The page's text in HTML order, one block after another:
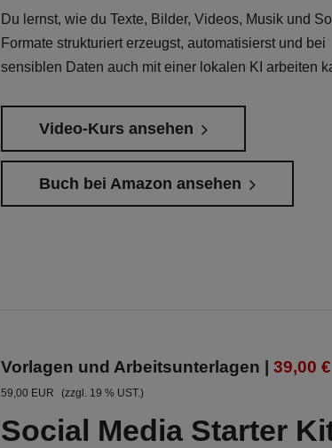
Du lernst, wie du Texte, Bilder, Videos, Musik und
Formate strukturiert erzeugst, automatisierst und bei
sensiblen Daten auch mit einer lokalen KI arbeiten
Video-Kurs ansehen
Buch bei Amazon ansehen
Vorlagen und Arbeitsunterlagen | 39,00 €
59,00 EUR (zzgl. 19 % UST.)
Social Media Starter